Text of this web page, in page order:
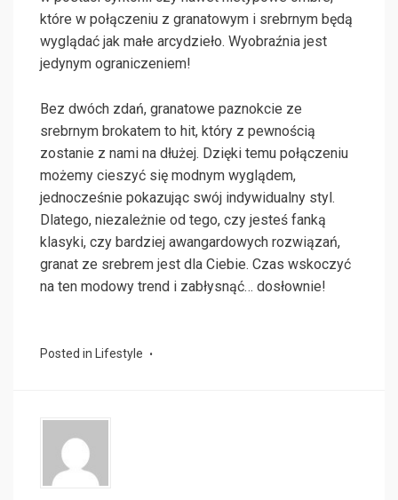
które w połączeniu z granatowym i srebrnym będą
wyglądać jak małe arcydzieło. Wyobraźnia jest
jedynym ograniczeniem!
Bez dwóch zdań, granatowe paznokcie ze
srebrnym brokatem to hit, który z pewnością
zostanie z nami na dłużej. Dzięki temu połączeniu
możemy cieszyć się modnym wyglądem,
jednocześnie pokazując swój indywidualny styl.
Dlatego, niezależnie od tego, czy jesteś fanką
klasyki, czy bardziej awangardowych rozwiązań,
granat ze srebrem jest dla Ciebie. Czas wskoczyć
na ten modowy trend i zabłysnąć… dosłownie!
Posted in Lifestyle